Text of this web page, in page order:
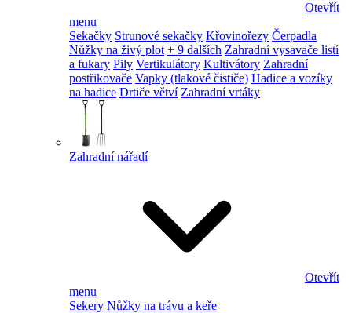
Otevřít
menu
Sekačky Strunové sekačky Křovinořezy Čerpadla
Nůžky na živý plot + 9 dalších Zahradní vysavače listí
a fukary Pily Vertikulátory Kultivátory Zahradní
postřikovače Vapky (tlakové čističe) Hadice a vozíky
na hadice Drtiče větví Zahradní vrtáky
Zahradní nářadí
Otevřít
menu
Sekery Nůžky na trávu a keře